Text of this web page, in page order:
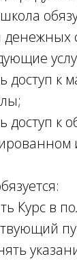
денежных
доступ к
доступ
Курс в